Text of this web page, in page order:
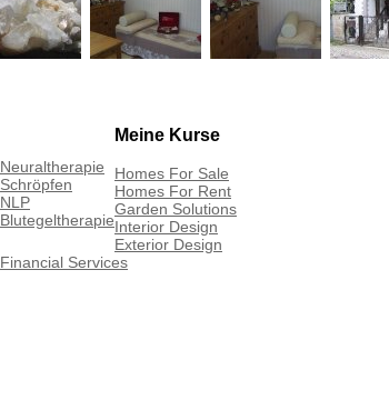
Neuraltherapie
Schröpfen
NLP
Blutegeltherapie
Meine Kurse
Homes For Sale
Homes For Rent
Garden Solutions
Interior Design
Exterior Design
Financial Services